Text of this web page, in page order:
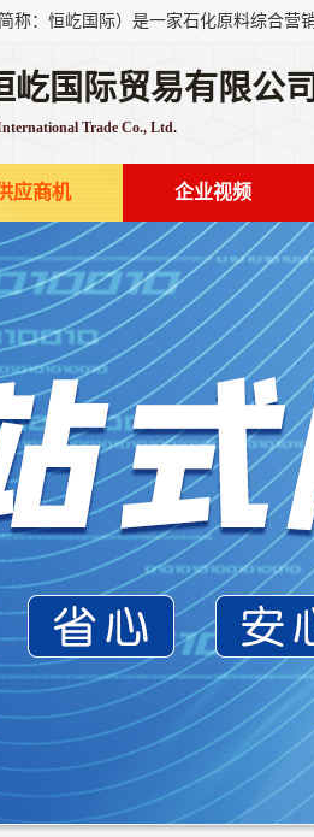
屹国际贸易有限公司
Trade Co., Ltd.
应商机 企业视频